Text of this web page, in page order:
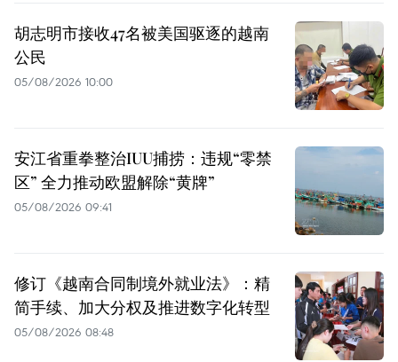
胡志明市接收47名被美国驱逐的越南
公民
05/08/2026 10:00
安江省重拳整治IUU捕捞：违规“零禁
区” 全力推动欧盟解除“黄牌”
05/08/2026 09:41
修订《越南合同制境外就业法》：精
简手续、加大分权及推进数字化转型
05/08/2026 08:48